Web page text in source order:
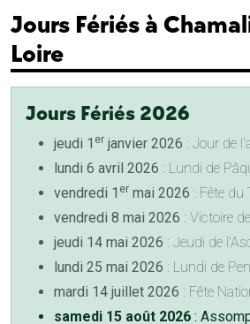
Jours Fériés à
Loire
Jours Fériés 2026
jeudi 1 er janvier 2026 : Jour de
lundi 6 avril 2026 : Lundi de
vendredi 1 er mai 2026 : Fête du
vendredi 8 mai 2026 : Victoire
jeudi 14 mai 2026 : Jeudi de
lundi 25 mai 2026 : Lundi de
mardi 14 juillet 2026 : Fête
samedi 15 août 2026 :